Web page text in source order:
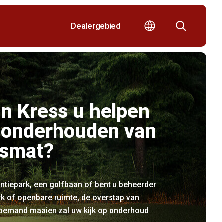
Dealergebied
Kress u helpen
van
een golfbaan of bent u beheerder
of openbare ruimte, de overstap van
maaien zal uw kijk op onderhoud